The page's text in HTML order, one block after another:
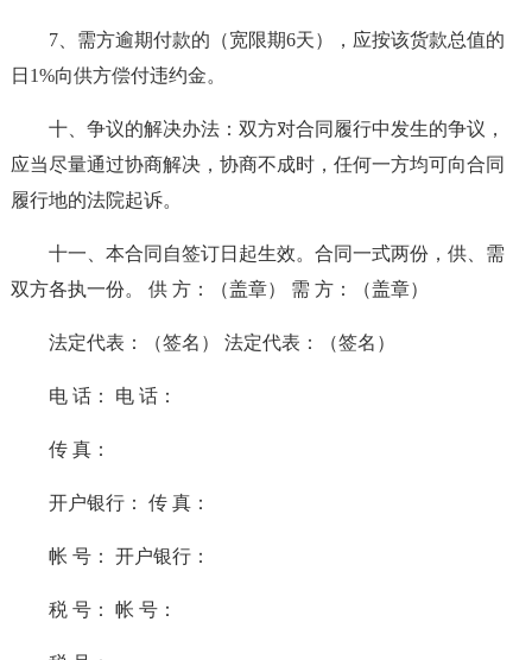
7、需方逾期付款的（宽限期6天），应按该货款总值的
日1%向供方偿付违约金。
十、争议的解决办法：双方对合同履行中发生的争议，
应当尽量通过协商解决，协商不成时，任何一方均可向合同
履行地的法院起诉。
十一、本合同自签订日起生效。合同一式两份，供、需
双方各执一份。 供 方：（盖章） 需 方：（盖章）
法定代表：（签名） 法定代表：（签名）
电 话： 电 话：
传 真：
开户银行： 传 真：
帐 号： 开户银行：
税 号： 帐 号：